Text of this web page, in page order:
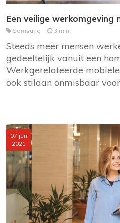
Een veilige werkomgeving
Samsung 3 min
Steeds meer mensen
gedeeltelijk vanuit een
Werkgerelateerde
ook stilaan onmisbaar
de beveiliging van
Ontdek waarom het
business. Lees je even
07 jun
2021